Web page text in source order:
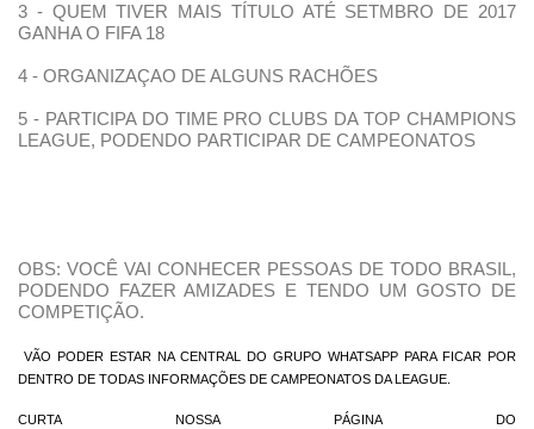
3 - QUEM TIVER MAIS TÍTULO ATÉ SETMBRO DE 2017
GANHA O FIFA 18
4 - ORGANIZAÇAO DE ALGUNS RACHÕES
5 - PARTICIPA DO TIME PRO CLUBS DA TOP CHAMPIONS
LEAGUE, PODENDO PARTICIPAR DE CAMPEONATOS
OBS: VOCÊ VAI CONHECER PESSOAS DE TODO BRASIL,
PODENDO FAZER AMIZADES E TENDO UM GOSTO DE
COMPETIÇÃO.
VÃO PODER ESTAR NA CENTRAL DO GRUPO WHATSAPP PARA FICAR POR
DENTRO DE TODAS INFORMAÇÕES DE CAMPEONATOS DA LEAGUE.
CURTA NOSSA PÁGINA DO